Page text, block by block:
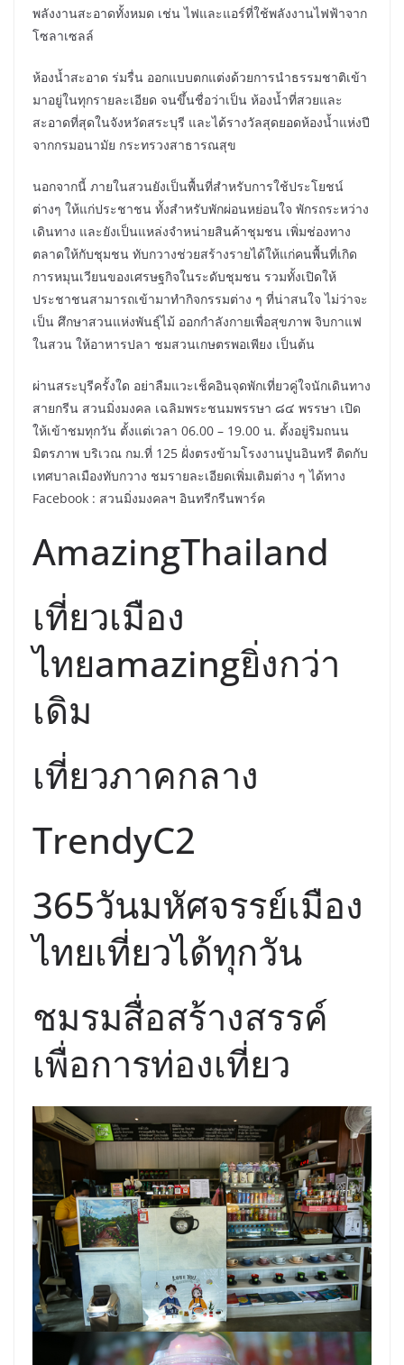
พลังงานสะอาดทั้งหมด เช่น ไฟและแอร์ที่ใช้พลังงานไฟฟ้าจาก
โซลาเซลล์
ห้องน้ำสะอาด ร่มรื่น ออกแบบตกแต่งด้วยการนำธรรมชาติเข้า
มาอยู่ในทุกรายละเอียด จนขึ้นชื่อว่าเป็น ห้องน้ำที่สวยและ
สะอาดที่สุดในจังหวัดสระบุรี และได้รางวัลสุดยอดห้องน้ำแห่งปี
จากกรมอนามัย กระทรวงสาธารณสุข
นอกจากนี้ ภายในสวนยังเป็นพื้นที่สำหรับการใช้ประโยชน์
ต่างๆ ให้แก่ประชาชน ทั้งสำหรับพักผ่อนหย่อนใจ พักรถระหว่าง
เดินทาง และยังเป็นแหล่งจำหน่ายสินค้าชุมชน เพิ่มช่องทาง
ตลาดให้กับชุมชน ทับกวางช่วยสร้างรายได้ให้แก่คนพื้นที่เกิด
การหมุนเวียนของเศรษฐกิจในระดับชุมชน รวมทั้งเปิดให้
ประชาชนสามารถเข้ามาทำกิจกรรมต่าง ๆ ที่น่าสนใจ ไม่ว่าจะ
เป็น ศึกษาสวนแห่งพันธุ์ไม้ ออกกำลังกายเพื่อสุขภาพ จิบกาแฟ
ในสวน ให้อาหารปลา ชมสวนเกษตรพอเพียง เป็นต้น
ผ่านสระบุรีครั้งใด อย่าลืมแวะเช็คอินจุดพักเที่ยวคู่ใจนักเดินทาง
สายกรีน สวนมิ่งมงคล เฉลิมพระชนมพรรษา ๘๔ พรรษา เปิด
ให้เข้าชมทุกวัน ตั้งแต่เวลา 06.00 – 19.00 น. ตั้งอยู่ริมถนน
มิตรภาพ บริเวณ กม.ที่ 125 ฝั่งตรงข้ามโรงงานปูนอินทรี ติดกับ
เทศบาลเมืองทับกวาง ชมรายละเอียดเพิ่มเติมต่าง ๆ ได้ทาง
Facebook : สวนมิ่งมงคลฯ อินทรีกรีนพาร์ค
AmazingThailand
เที่ยวเมือง
ไทยamazingยิ่งกว่า
เดิม
เที่ยวภาคกลาง
TrendyC2
365วันมหัศจรรย์เมือง
ไทยเที่ยวได้ทุกวัน
ชมรมสื่อสร้างสรรค์
เพื่อการท่องเที่ยว